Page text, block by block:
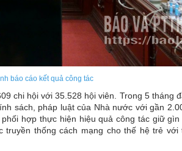
báo cáo kết quả công tác
chi hội với 35.528 hội viên. Trong 5 tháng
sách, pháp luật của Nhà nước với gần
hợp thực hiện hiệu quả công tác giữ
thống cách mạng cho thế hệ trẻ với